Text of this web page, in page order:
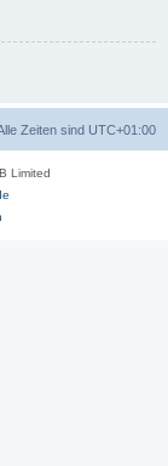
Zeiten sind UTC+01:00
Limited